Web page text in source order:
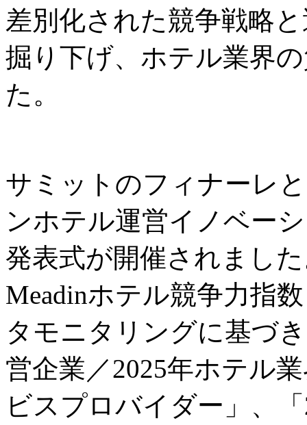
差別化された競争戦略
掘り下げ、ホテル業界
た。
サミットのフィナーレ
ンホテル運営イノベー
発表式が開催されまし
Meadinホテル競争力指
タモニタリングに基づ
営企業／2025年ホテル
ビスプロバイダー」、